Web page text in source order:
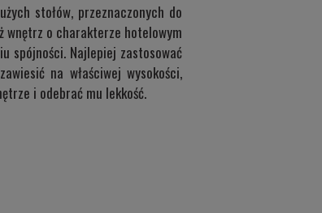
stołów, przeznaczonych do
wnętrz o charakterze hotelowym
spójności. Najlepiej zastosować
na właściwej wysokości,
i odebrać mu lekkość.